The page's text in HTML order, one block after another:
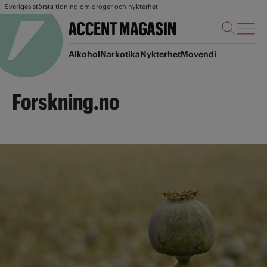
Sveriges största tidning om droger och nykterhet
AlkoholNarkotikaNykterhetMovendi
Forskning.no